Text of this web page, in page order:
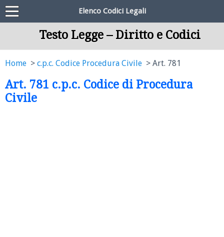
Elenco Codici Legali
Testo Legge – Diritto e Codici
Home c.p.c. Codice Procedura Civile Art. 781
Art. 781 c.p.c. Codice di Procedura
Civile